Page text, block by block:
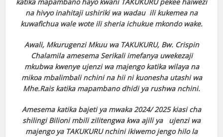
na hivyo inahitaji ushiriki wa wadau ili kukemea na
kuwafichua wale wote ili sheria ichukue mkondo wake.
Awali, Mkurugenzi Mkuu wa TAKUKURU, Bw. Crispin
Chalamila amesema Serikali imefanya uwekezaji
mkubwa kwenye ujenzi wa majengo katika wilaya na
mikoa mbalimbali nchini na hii ni kuonesha utashi wa
Mhe.Rais katika mapambano dhidi ya rushwa nchini.
Amesema katika bajeti ya mwaka 2024/ 2025 kiasi cha
shilingi Bilioni mbili zilitengwa kwa ajili ya ujenzi wa
majengo ya TAKUKURU nchini ikiwemo jengo hilo la